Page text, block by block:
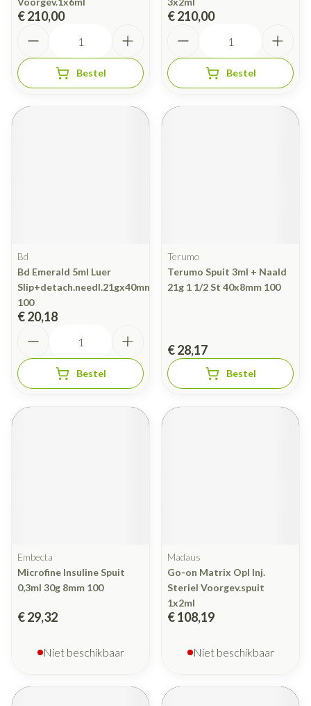
€ 210,00
Bestel
€ 210,00
Bestel
Bd
Bd Emerald 5ml Luer
Slip+detach.needl.21gx40mm
100
€ 20,18
Bestel
Terumo
Terumo Spuit 3ml + Naald
21g 1 1/2 St 40x8mm 100
€ 28,17
Bestel
Embecta
Microfine Insuline Spuit
0,3ml 30g 8mm 100
€ 29,32
Niet beschikbaar
Madaus
Go-on Matrix Opl Inj.
Steriel Voorgev.spuit
1x2ml
€ 108,19
Niet beschikbaar